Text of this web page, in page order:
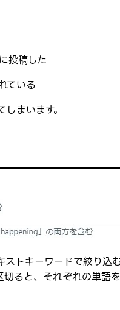
稿した
ている
まいます。
ストキーワードで絞り込
切ると、それぞれの単語を